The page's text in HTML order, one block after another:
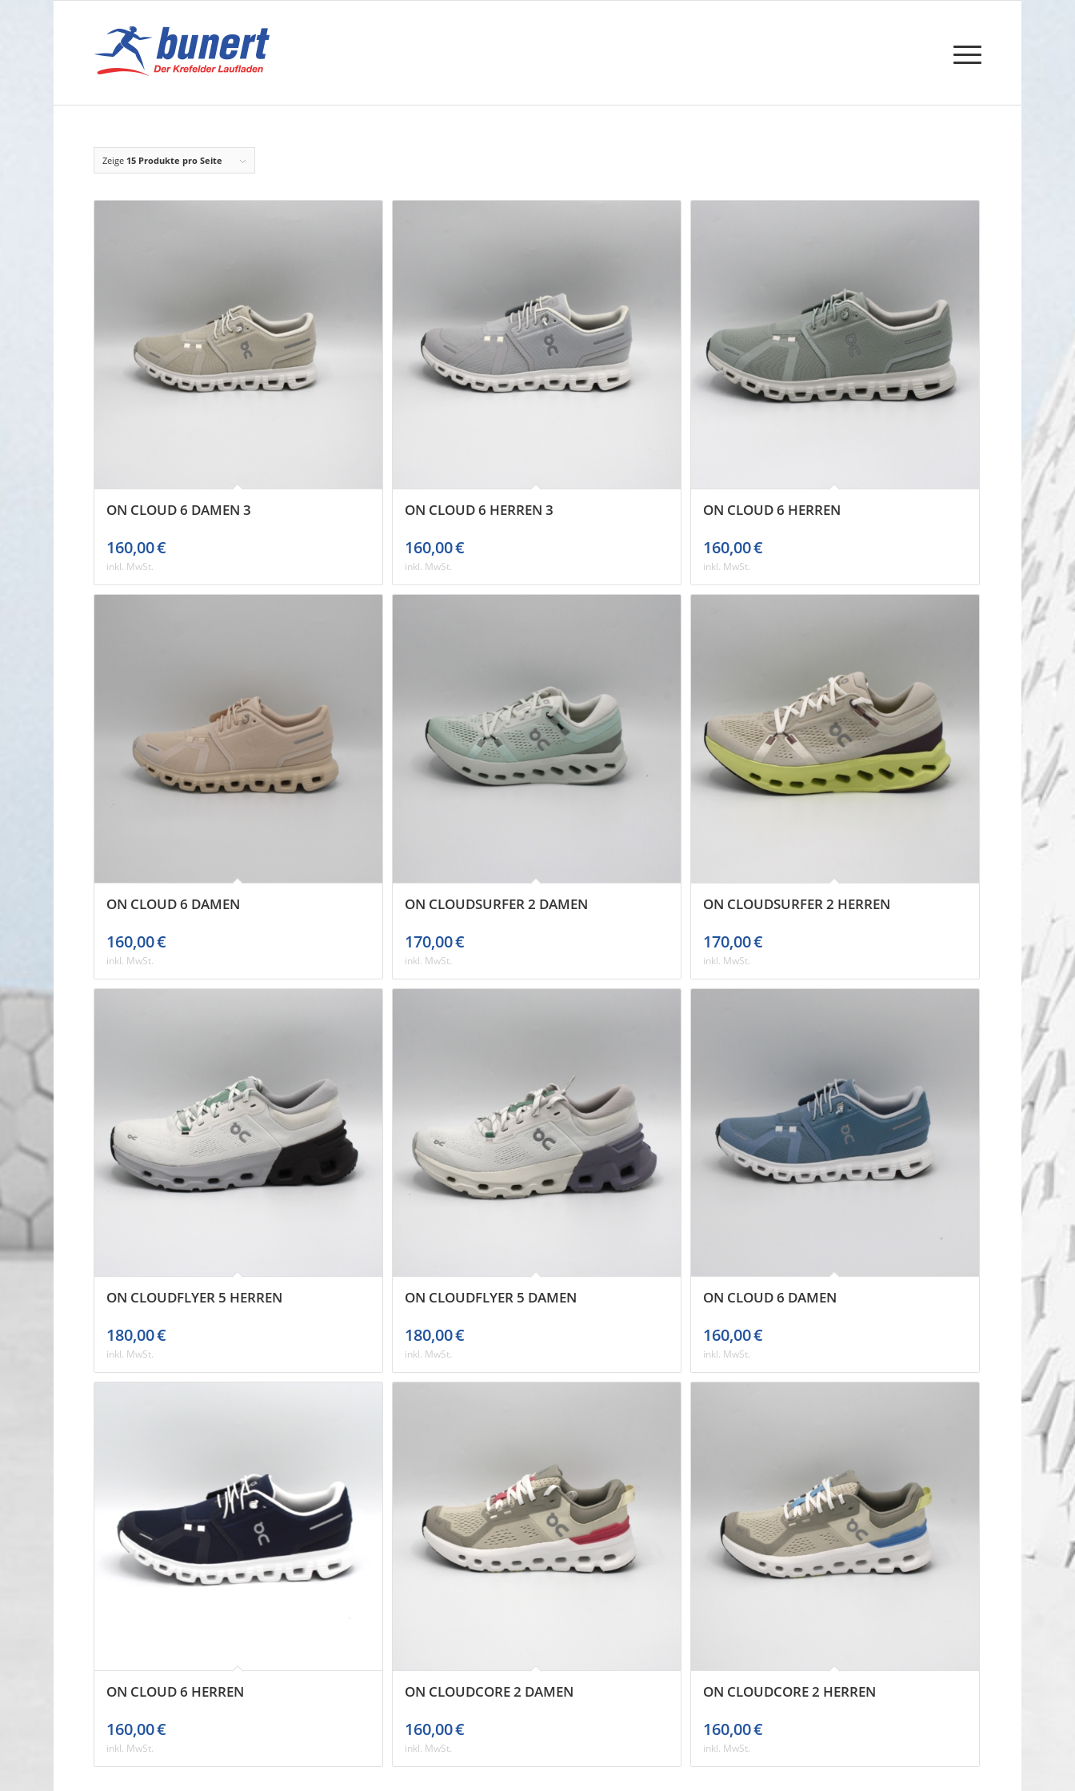
Zeige 15 Produkte pro Seite
ON CLOUD 6 DAMEN 3
160,00€
inkl. MwSt.
ON CLOUD 6 HERREN 3
160,00€
inkl. MwSt.
ON CLOUD 6 HERREN
160,00€
inkl. MwSt.
ON CLOUD 6 DAMEN
160,00€
inkl. MwSt.
ON CLOUDSURFER 2 DAMEN
170,00€
inkl. MwSt.
ON CLOUDSURFER 2 HERREN
170,00€
inkl. MwSt.
ON CLOUDFLYER 5 HERREN
180,00€
inkl. MwSt.
ON CLOUDFLYER 5 DAMEN
180,00€
inkl. MwSt.
ON CLOUD 6 DAMEN
160,00€
inkl. MwSt.
ON CLOUD 6 HERREN
160,00€
inkl. MwSt.
ON CLOUDCORE 2 DAMEN
160,00€
inkl. MwSt.
ON CLOUDCORE 2 HERREN
160,00€
inkl. MwSt.